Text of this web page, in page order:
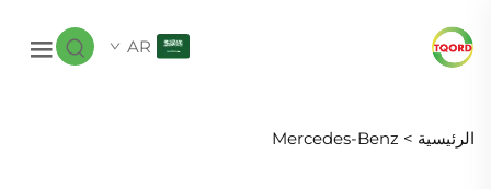
AR
الرئيسية > Mercedes-Benz